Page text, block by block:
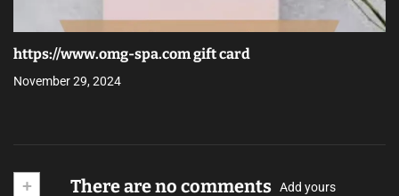
https://www.omg-spa.com gift card
November 29, 2024
+ There are no comments Add yours